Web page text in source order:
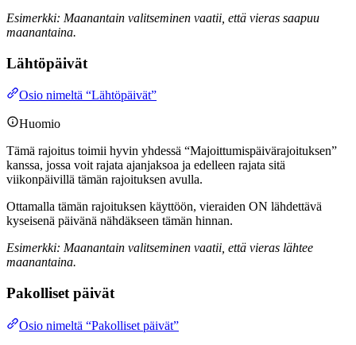
Esimerkki: Maanantain valitseminen vaatii, että vieras saapuu
maanantaina.
Lähtöpäivät
Osio nimeltä “Lähtöpäivät”
Huomio
Tämä rajoitus toimii hyvin yhdessä “Majoittumispäivärajoituksen”
kanssa, jossa voit rajata ajanjaksoa ja edelleen rajata sitä
viikonpäivillä tämän rajoituksen avulla.
Ottamalla tämän rajoituksen käyttöön, vieraiden ON lähdettävä
kyseisenä päivänä nähdäkseen tämän hinnan.
Esimerkki: Maanantain valitseminen vaatii, että vieras lähtee
maanantaina.
Pakolliset päivät
Osio nimeltä “Pakolliset päivät”